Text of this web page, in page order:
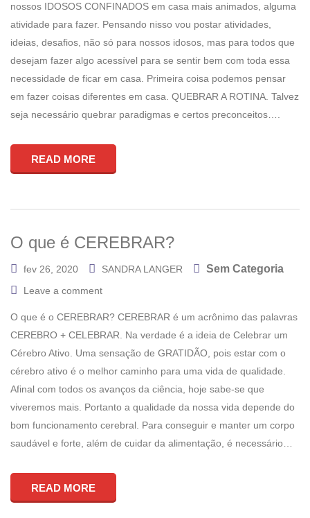
nossos IDOSOS CONFINADOS em casa mais animados, alguma
atividade para fazer. Pensando nisso vou postar atividades,
ideias, desafios, não só para nossos idosos, mas para todos que
desejam fazer algo acessível para se sentir bem com toda essa
necessidade de ficar em casa. Primeira coisa podemos pensar
em fazer coisas diferentes em casa. QUEBRAR A ROTINA. Talvez
seja necessário quebrar paradigmas e certos preconceitos….
READ MORE
O que é CEREBRAR?
fev 26, 2020 SANDRA LANGER Sem Categoria
Leave a comment
O que é o CEREBRAR? CEREBRAR é um acrônimo das palavras
CEREBRO + CELEBRAR. Na verdade é a ideia de Celebrar um
Cérebro Ativo. Uma sensação de GRATIDÃO, pois estar com o
cérebro ativo é o melhor caminho para uma vida de qualidade.
Afinal com todos os avanços da ciência, hoje sabe-se que
viveremos mais. Portanto a qualidade da nossa vida depende do
bom funcionamento cerebral. Para conseguir e manter um corpo
saudável e forte, além de cuidar da alimentação, é necessário…
READ MORE